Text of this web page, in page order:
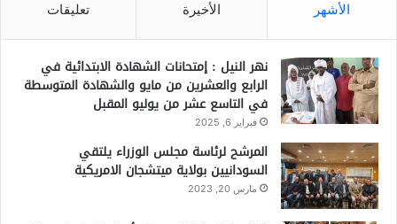
الأشهر الأخيرة تعليقات
نهر النيل : إمتحانات الشهادة الابتدائية في
الرابع والعشرين من مايو والشهادة المتوسطة
في التاسع عشر من يوليو المقبل
فبراير 6, 2025
المرشح لرئاسة مجلس الوزراء يلتقي
السودانيين بولاية ميتشجان الامريكية
مارس 20, 2023